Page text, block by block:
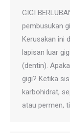
GIGI
pembusukan
Kerusakan ini
lapisan luar
(dentin).
gigi? Ketika
karbohidrat,
atau permen,